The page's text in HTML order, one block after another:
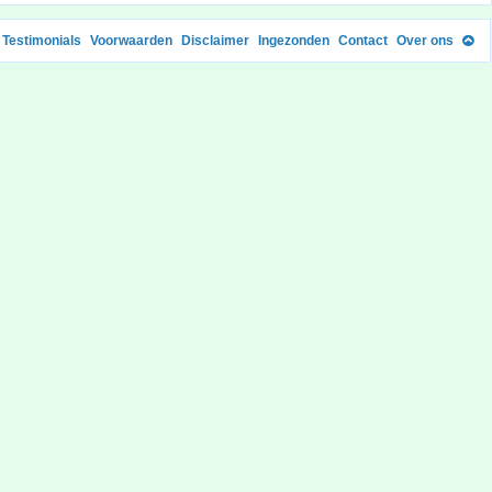
Testimonials Voorwaarden Disclaimer Ingezonden Contact Over ons